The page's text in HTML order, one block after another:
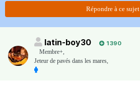
Répondre à ce sujet
latin-boy30
1 390
Membre+,
Jeteur de pavés dans les mares,